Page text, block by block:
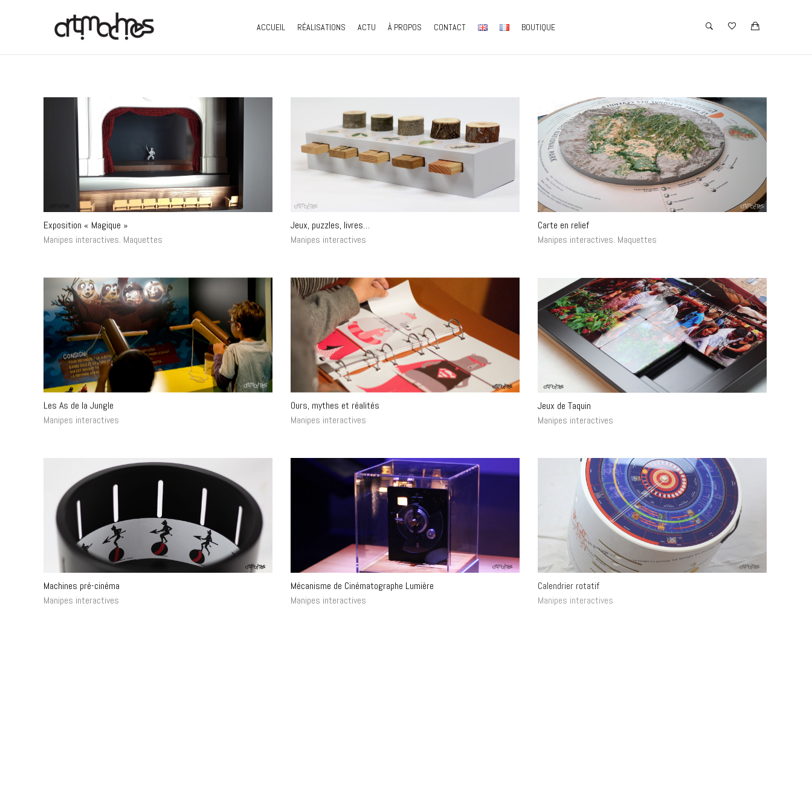
ACCUEIL RÉALISATIONS ACTU À PROPOS CONTACT BOUTIQUE
Exposition « Magique »
Manipes interactives. Maquettes
Jeux, puzzles, livres…
Manipes interactives
Carte en relief
Manipes interactives. Maquettes
Les As de la Jungle
Manipes interactives
Ours, mythes et réalités
Manipes interactives
Jeux de Taquin
Manipes interactives
Machines pré-cinéma
Manipes interactives
Mécanisme de Cinématographe Lumière
Manipes interactives
Calendrier rotatif
Manipes interactives